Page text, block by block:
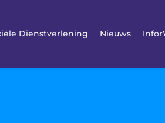
Dienstverlening Nieuws